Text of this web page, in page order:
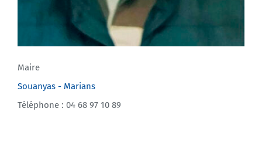
Maire
Souanyas - Marians
Téléphone : 04 68 97 10 89